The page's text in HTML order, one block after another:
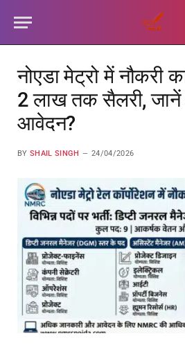
नोएडा मेट्रो में नौकरी
2 लाख तक सैलरी, जानें
आवेदन?
BY SHAIL SINGH 24/04/2026